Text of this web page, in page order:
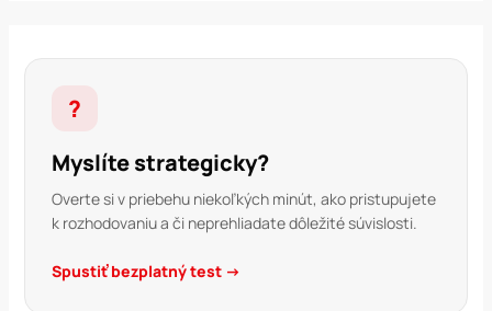
?
Myslíte strategicky?
Overte si v priebehu niekoľkých minút, ako pristupujete
k rozhodovaniu a či neprehliadate dôležité súvislosti.
Spustiť bezplatný test →